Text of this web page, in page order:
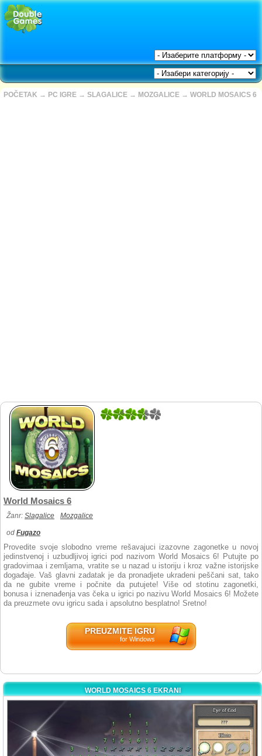
POČETAK → PC IGRE → SLAGALICE → MOZGALICE → WORLD MOSAICS 6
4
World Mosaics 6
Žanr: Slagalice Mozgalice
od Fugazo
Provedite svoje slobodno vreme rešavajuci izazovne zagonetke u novoj
jedinstvenoj i uzbudljivoj igrici pod nazivom World Mosaics 6! Putujte po
gradovimaa i zemljama, vratite se u nazad u istoriju i kroz važne istorijske
događaje. Vaš glavni zadatak je da pronadjete ukradeni peščani sat, tako
da ne gubite vreme i počnite da putujete! Više od stotinu zagonetki,
bonusa i iznenađenja vas čeka u igrici po nazivu World Mosaics 6! Možete
da preuzmete ovu igricu ​​sada i apsolutno besplatno! Sretno!
PREUZMITE IGRU
for Windows
WORLD MOSAICS 6 EKRANI